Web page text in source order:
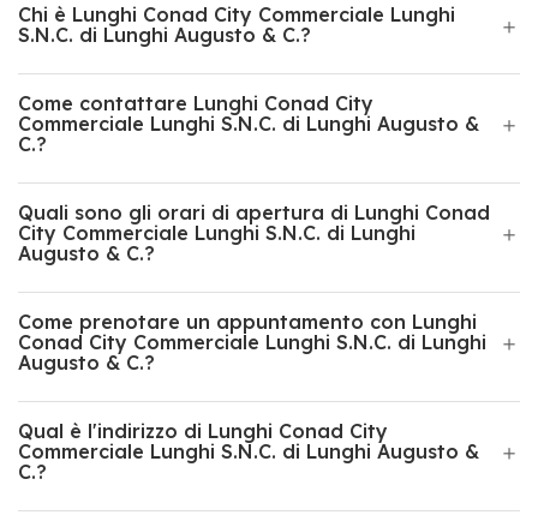
Chi è Lunghi Conad City Commerciale Lunghi
S.N.C. di Lunghi Augusto & C.?
Come contattare Lunghi Conad City
Commerciale Lunghi S.N.C. di Lunghi Augusto &
C.?
Quali sono gli orari di apertura di Lunghi Conad
City Commerciale Lunghi S.N.C. di Lunghi
Augusto & C.?
Come prenotare un appuntamento con Lunghi
Conad City Commerciale Lunghi S.N.C. di Lunghi
Augusto & C.?
Qual è l'indirizzo di Lunghi Conad City
Commerciale Lunghi S.N.C. di Lunghi Augusto &
C.?